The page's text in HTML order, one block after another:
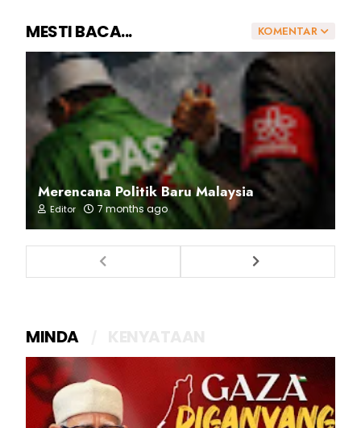
KOMENTAR
MESTI BACA...
Merencana Politik Baru Malaysia
Editor 7 months ago
MINDA